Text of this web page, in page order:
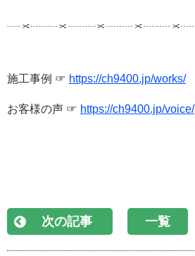
施工事例 ☞ https://ch9400.jp/works/
お客様の声 ☞ https://ch9400.jp/voice/
次の記事 一覧